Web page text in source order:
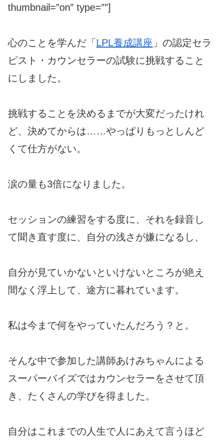
thumbnail=”on” type=””]
心のことを学んだ「 LPL養成講座 」の認定セラ
ピスト・カウンセラーの試験に挑戦すること
にしました。
挑戦することを決めるまでが大変だったけれ
ど、決めてからは……やっぱりもっとしんど
くて仕方がない。
涙の量も3倍になりました。
セッションの練習をする度に、それを録音し
て聞き直す度に、自分の浅さが嫌になるし、
自分が見ていかないといけないところが絶え
間なく浮上して、途方に暮れています。
私は今まで何をやっていたんだろう？と。
そんな中で参加した講師あけみちゃんによる
スーパーバイズではカウンセラーをさせて頂
き、たくさんの学びを得ました。
自分はこれまでの人生で人にあえて言うほど